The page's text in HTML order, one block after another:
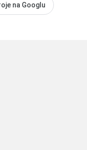
na Googlu